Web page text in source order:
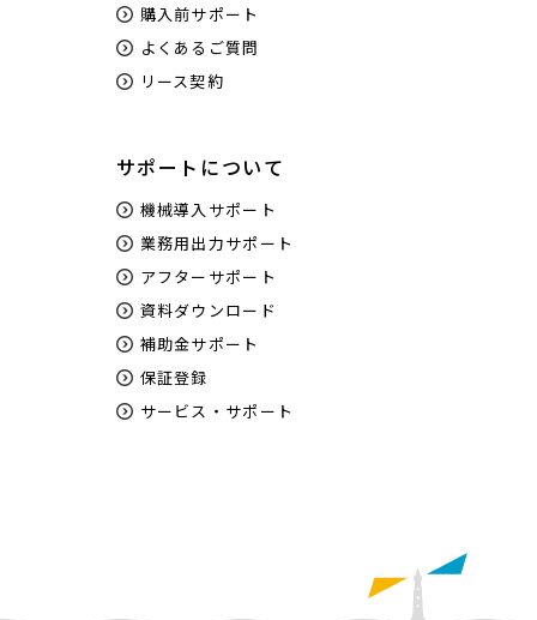
購入前サポート
よくあるご質問
リース契約
サポートについて
機械導入サポート
業務用出力サポート
アフターサポート
資料ダウンロード
補助金サポート
保証登録
サービス・サポート